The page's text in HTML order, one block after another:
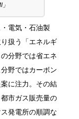
電気・石油製
扱う「エネルギ
分野では省エネ
野ではカーボン
に注力。その結
市ガス販売量の
発電所の順調な